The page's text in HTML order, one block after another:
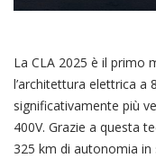
La CLA 2025 è il primo
l’architettura elettrica a
significativamente più
400V. Grazie a questa
325 km di autonomia